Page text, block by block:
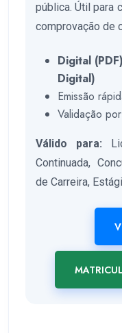
pública. Útil para
comprovação de
Digital (PDF)
Digital)
Emissão
Validação
Válido para:
Continuada,
de Carreira,